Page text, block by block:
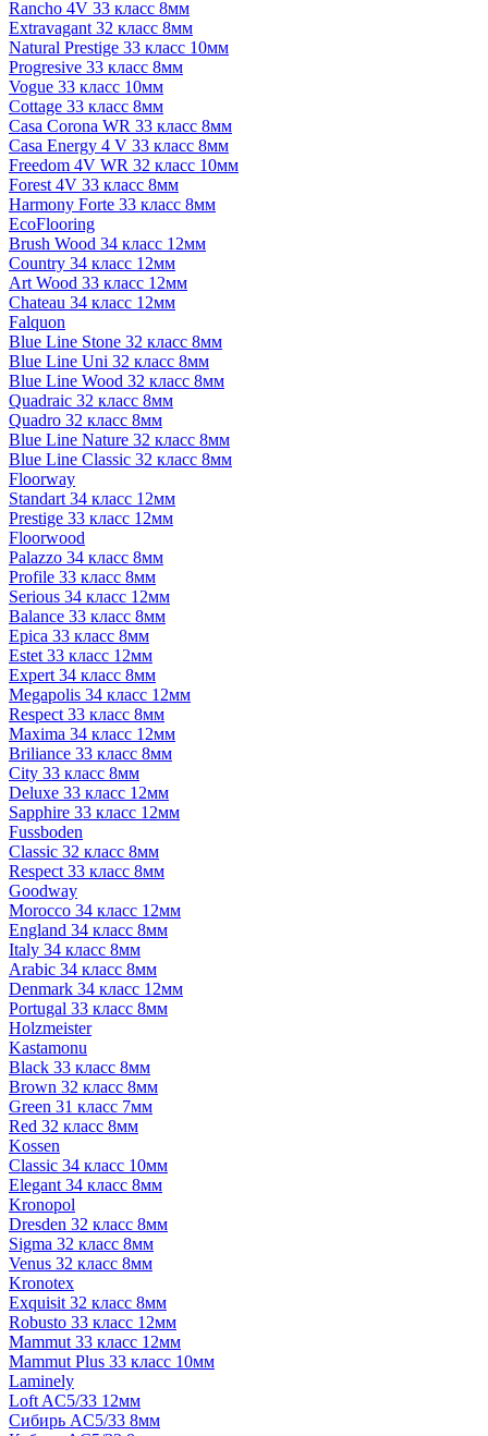
Rancho 4V 33 класс 8мм
Extravagant 32 класс 8мм
Natural Prestige 33 класс 10мм
Progresive 33 класс 8мм
Vogue 33 класс 10мм
Cottage 33 класс 8мм
Casa Corona WR 33 класс 8мм
Casa Energy 4 V 33 класс 8мм
Freedom 4V WR 32 класс 10мм
Forest 4V 33 класс 8мм
Harmony Forte 33 класс 8мм
EcoFlooring
Brush Wood 34 класс 12мм
Country 34 класс 12мм
Art Wood 33 класс 12мм
Chateau 34 класс 12мм
Falquon
Blue Line Stone 32 класс 8мм
Blue Line Uni 32 класс 8мм
Blue Line Wood 32 класс 8мм
Quadraic 32 класс 8мм
Quadro 32 класс 8мм
Blue Line Nature 32 класс 8мм
Blue Line Classic 32 класс 8мм
Floorway
Standart 34 класс 12мм
Prestige 33 класс 12мм
Floorwood
Palazzo 34 класс 8мм
Profile 33 класс 8мм
Serious 34 класс 12мм
Balance 33 класс 8мм
Epica 33 класс 8мм
Estet 33 класс 12мм
Expert 34 класс 8мм
Megapolis 34 класс 12мм
Respect 33 класс 8мм
Maxima 34 класс 12мм
Briliance 33 класс 8мм
City 33 класс 8мм
Deluxe 33 класс 12мм
Sapphire 33 класс 12мм
Fussboden
Classic 32 класс 8мм
Respect 33 класс 8мм
Goodway
Morocco 34 класс 12мм
England 34 класс 8мм
Italy 34 класс 8мм
Arabic 34 класс 8мм
Denmark 34 класс 12мм
Portugal 33 класс 8мм
Holzmeister
Kastamonu
Black 33 класс 8мм
Brown 32 класс 8мм
Green 31 класс 7мм
Red 32 класс 8мм
Kossen
Classic 34 класс 10мм
Elegant 34 класс 8мм
Kronopol
Dresden 32 класс 8мм
Sigma 32 класс 8мм
Venus 32 класс 8мм
Kronotex
Exquisit 32 класс 8мм
Robusto 33 класс 12мм
Mammut 33 класс 12мм
Mammut Plus 33 класс 10мм
Laminely
Loft AC5/33 12мм
Сибирь AC5/33 8мм